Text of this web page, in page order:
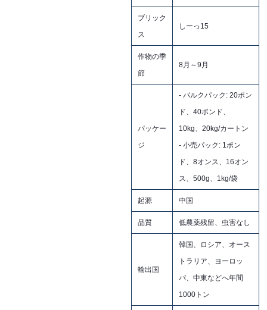
ブリック
ス
しーっ15
作物の季
節
8月～9月
パッケー
ジ
- バルクパック: 20ポン
ド、40ポンド、
10kg、20kg/カートン
- 小売パック: 1ポン
ド、8オンス、16オン
ス、500g、1kg/袋
起源 中国
品質 低農薬残留、虫害なし
輸出国
韓国、ロシア、オース
トラリア、ヨーロッ
パ、中東などへ年間
1000トン